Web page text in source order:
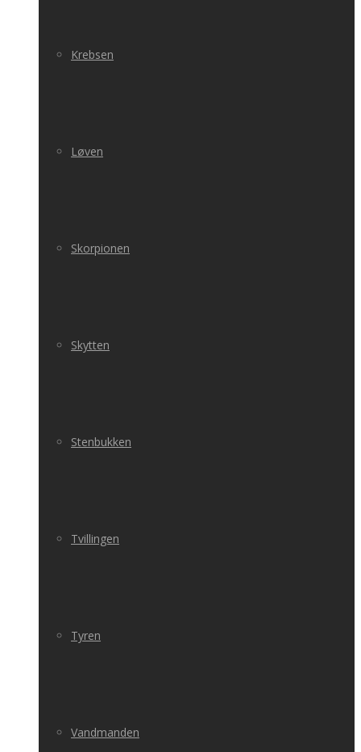
Krebsen
Løven
Skorpionen
Skytten
Stenbukken
Tvillingen
Tyren
Vandmanden